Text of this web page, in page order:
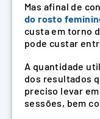
Mas afinal de
do rosto
custa em torno
pode custar
A quantidade
dos resultados
preciso levar
sessões, bem